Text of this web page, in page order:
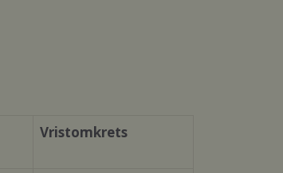
Vristomkrets